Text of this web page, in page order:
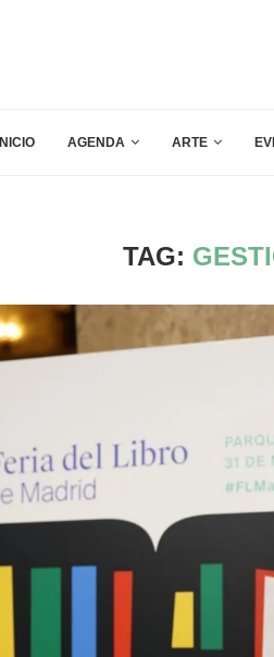
INICIO AGENDA ARTE
TAG: